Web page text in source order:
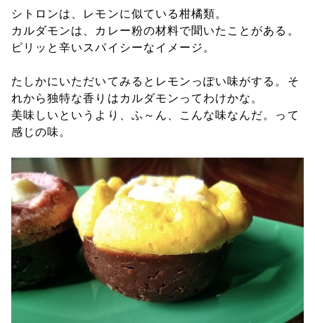
シトロンは、レモンに似ている柑橘類。
カルダモンは、カレー粉の材料で聞いたことがある。
ピリッと辛いスパイシーなイメージ。
たしかにいただいてみるとレモンっぽい味がする。そ
れから独特な香りはカルダモンってわけかな。
美味しいというより、ふ～ん、こんな味なんだ。って
感じの味。